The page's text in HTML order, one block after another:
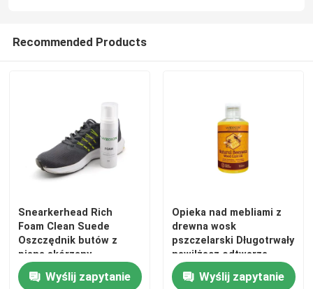
Recommended Products
Snearkerhead Rich
Foam Clean Suede
Oszczędnik butów z
pianą skórzany
czyściciel, zestaw
czyściciel butów
Wyślij zapytanie
Opieka nad mebliami z
drewna wosk
pszczelarski Długotrwały
nawilżacz odtwarza
ciepły i błyszczący
naturalny wosk
Wyślij zapytanie